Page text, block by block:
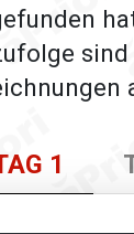
sind
1